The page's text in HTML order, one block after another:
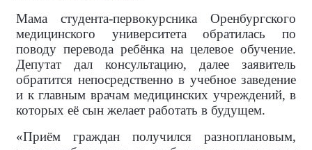
Мама студента-первокурсника Оренбургского
медицинского университета обратилась по
поводу перевода ребёнка на целевое обучение.
Депутат дал консультацию, далее заявитель
обратится непосредственно в учебное заведение
и к главным врачам медицинских учреждений, в
которых её сын желает работать в будущем.
«Приём граждан получился разноплановым,